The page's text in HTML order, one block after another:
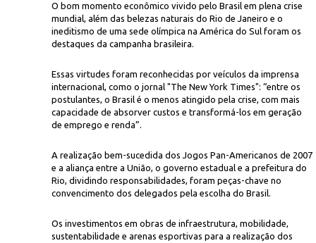
O bom momento econômico vivido pelo Brasil em plena crise
mundial, além das belezas naturais do Rio de Janeiro e o
ineditismo de uma sede olímpica na América do Sul foram os
destaques da campanha brasileira.
Essas virtudes foram reconhecidas por veículos da imprensa
internacional, como o jornal "The New York Times": “entre os
postulantes, o Brasil é o menos atingido pela crise, com mais
capacidade de absorver custos e transformá-los em geração
de emprego e renda”.
A realização bem-sucedida dos Jogos Pan-Americanos de 2007
e a aliança entre a União, o governo estadual e a prefeitura do
Rio, dividindo responsabilidades, foram peças-chave no
convencimento dos delegados pela escolha do Brasil.
Os investimentos em obras de infraestrutura, mobilidade,
sustentabilidade e arenas esportivas para a realização dos